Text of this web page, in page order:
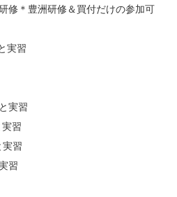
修＊豊洲研修＆買付だけの参加可
実習
実習
習
実習
習